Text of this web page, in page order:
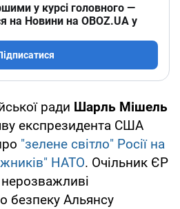
у курсі головного —
на Новини на OBOZ.UA у
ради Шарль Мішель
експрезидента США
"зелене світло" Росії на
НАТО. Очільник ЄР
безпеку Альянсу